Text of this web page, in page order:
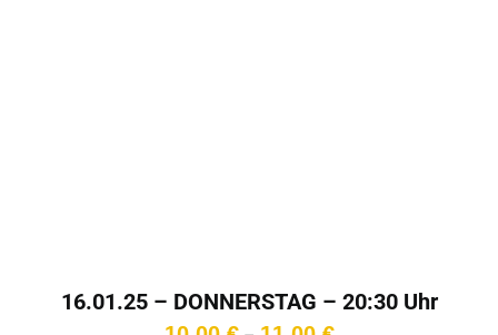
16.01.25 – DONNERSTAG – 20:30 Uhr
Preisspanne: